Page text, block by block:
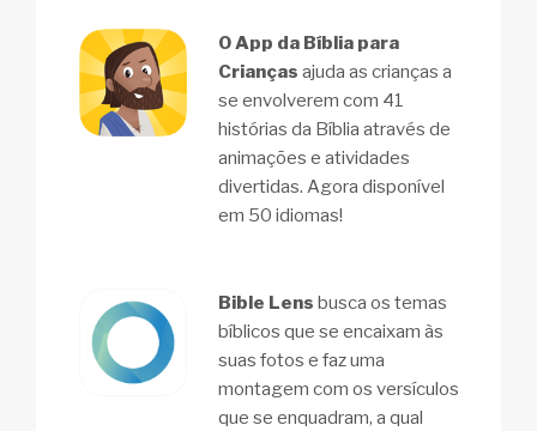
O App da Bíblia para
Crianças ajuda as crianças a
se envolverem com 41
histórias da Bíblia através de
animações e atividades
divertidas. Agora disponível
em 50 idiomas!
Bible Lens busca os temas
bíblicos que se encaixam às
suas fotos e faz uma
montagem com os versículos
que se enquadram, a qual